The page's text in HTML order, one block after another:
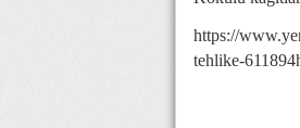
https://
tehlike-